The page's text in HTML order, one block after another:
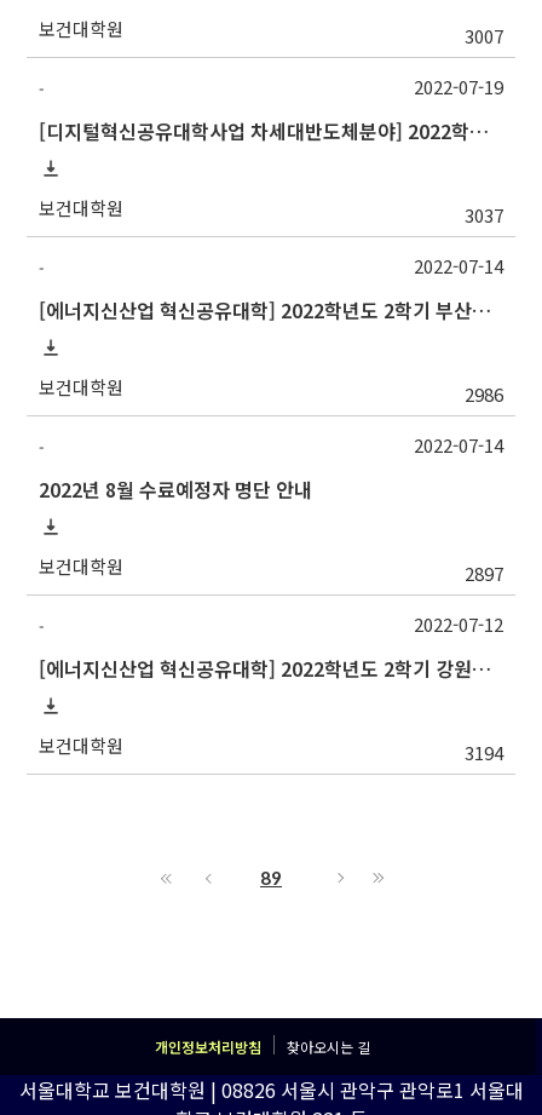
보건대학원 3007
-
[디지털혁신공유대학사업 차세대반도체분야] 2022학년도 2학기 중앙대학교 정규 교류 수학 안내
보건대학원 3037
2022-07-19
-
[에너지신산업 혁신공유대학] 2022학년도 2학기 부산대학교 교류 수학 안내
보건대학원 2986
2022-07-14
-
2022년 8월 수료예정자 명단 안내
보건대학원 2897
2022-07-14
-
[에너지신산업 혁신공유대학] 2022학년도 2학기 강원대학교 교류 수학 안내
보건대학원 3194
2022-07-12
89
개인정보처리방침 찾아오시는 길
서울대학교 보건대학원 | 08826 서울시 관악구 관악로1 서울대